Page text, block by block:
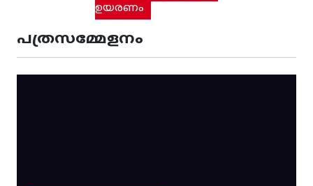
ഉയരണം
പത്രസമ്മേളനം